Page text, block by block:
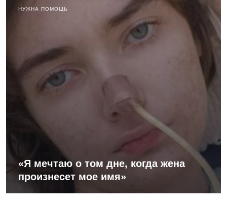
НУЖНА ПОМОЩЬ
«Я мечтаю о том дне, когда жена
произнесет мое имя»